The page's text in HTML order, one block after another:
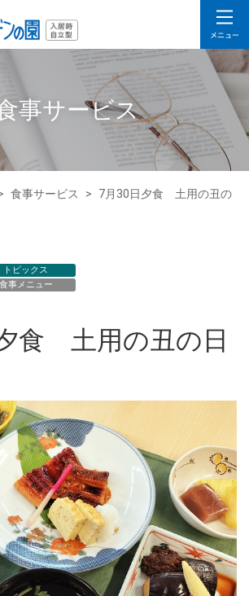
事サービス
食事サービス >
7月30日夕食 土用の丑の
トピックス
食事メニュー
食 土用の丑の日